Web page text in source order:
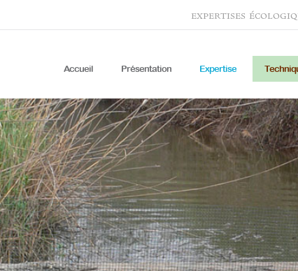
expertises
Accueil Présentation Expertise